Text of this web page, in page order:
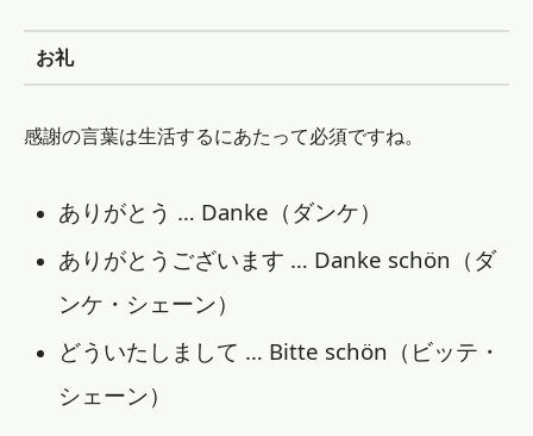
お礼
感謝の言葉は生活するにあたって必須ですね。
ありがとう … Danke（ダンケ）
ありがとうございます … Danke schön（ダ
ンケ・シェーン）
どういたしまして … Bitte schön（ビッテ・
シェーン）